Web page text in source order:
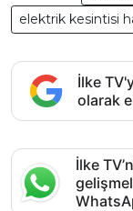
elektrik kesintisi
İlke
olarak
İlke